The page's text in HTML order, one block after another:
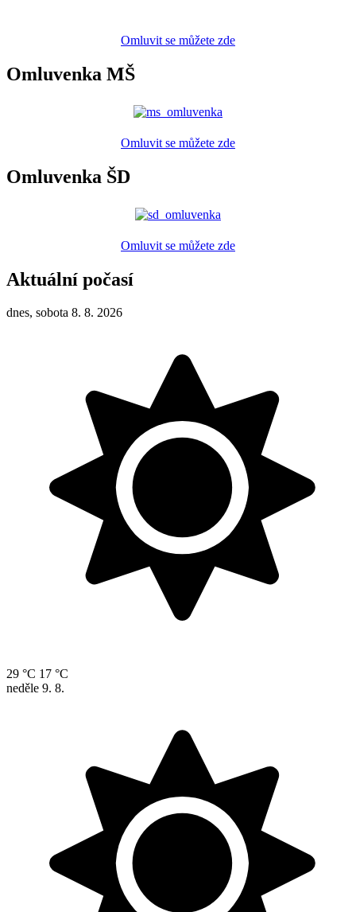
Omluvit se můžete zde
Omluvenka MŠ
Omluvit se můžete zde
Omluvenka ŠD
Omluvit se můžete zde
Aktuální počasí
dnes, sobota 8. 8. 2026
29 °C 17 °C
neděle 9. 8.